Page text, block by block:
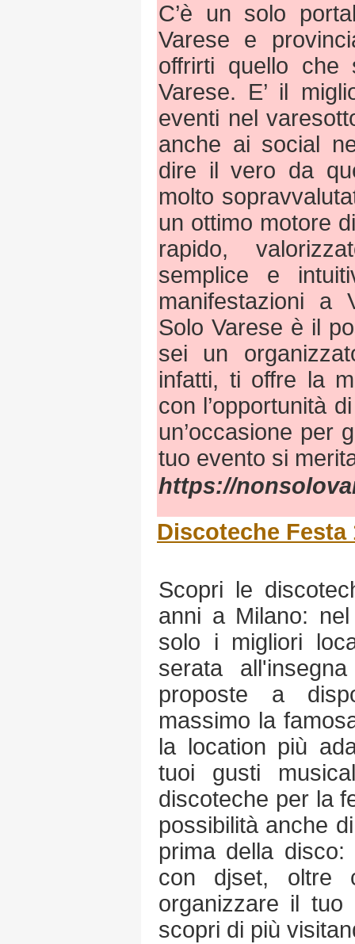
C’è un solo
Varese e
offrirti quello che
Varese. E’ il
eventi nel
anche ai social
dire il vero da
molto
un ottimo motore
rapido,
semplice e
manifestazioni a
Solo Varese è il
sei un
infatti, ti offre la
con l’opportunità
un’occasione per
tuo evento si
https://
Discoteche Festa
Scopri le
anni a Milano:
solo i migliori
serata
proposte a
massimo la
la location più
tuoi gusti
discoteche per la
possibilità anche
prima della
con djset, oltre
organizzare il tuo
scopri di più